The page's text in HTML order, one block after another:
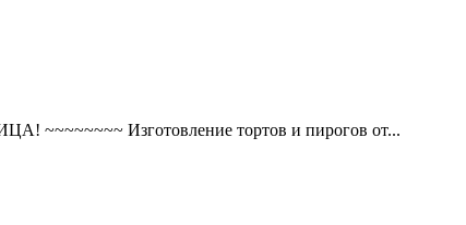
Изготовление тортов и пирогов от...